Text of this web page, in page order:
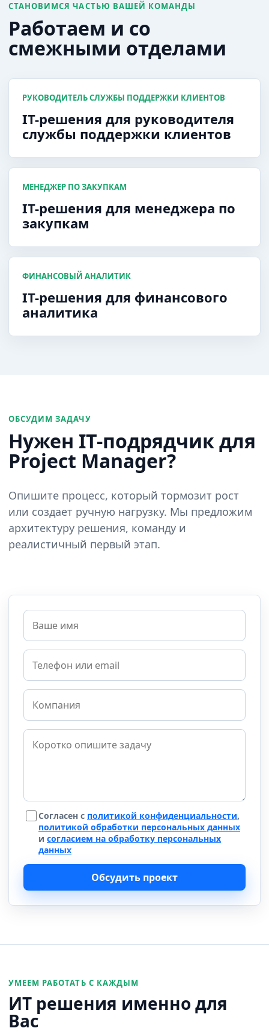
СТАНОВИМСЯ ЧАСТЬЮ ВАШЕЙ КОМАНДЫ
Работаем и со
смежными отделами
РУКОВОДИТЕЛЬ СЛУЖБЫ ПОДДЕРЖКИ КЛИЕНТОВ
IT-решения для руководителя
службы поддержки клиентов
МЕНЕДЖЕР ПО ЗАКУПКАМ
IT-решения для менеджера по
закупкам
ФИНАНСОВЫЙ АНАЛИТИК
IT-решения для финансового
аналитика
ОБСУДИМ ЗАДАЧУ
Нужен IT-подрядчик для
Project Manager?
Опишите процесс, который тормозит рост
или создает ручную нагрузку. Мы предложим
архитектуру решения, команду и
реалистичный первый этап.
Согласен с политикой конфиденциальности,
политикой обработки персональных данных
и согласием на обработку персональных
данных
Обсудить проект
УМЕЕМ РАБОТАТЬ С КАЖДЫМ
ИТ решения именно для
Вас